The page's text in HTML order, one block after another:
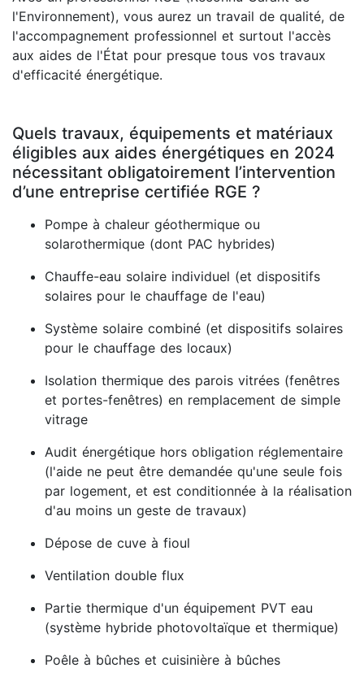
l'Environnement), vous aurez un travail de qualité, de
l'accompagnement professionnel et surtout l'accès
aux aides de l'État pour presque tous vos travaux
d'efficacité énergétique.
Quels travaux, équipements et matériaux
éligibles aux aides énergétiques en 2024
nécessitant obligatoirement l’intervention
d’une entreprise certifiée RGE ?
Pompe à chaleur géothermique ou
solarothermique (dont PAC hybrides)
Chauffe-eau solaire individuel (et dispositifs
solaires pour le chauffage de l'eau)
Système solaire combiné (et dispositifs solaires
pour le chauffage des locaux)
Isolation thermique des parois vitrées (fenêtres
et portes-fenêtres) en remplacement de simple
vitrage
Audit énergétique hors obligation réglementaire
(l'aide ne peut être demandée qu'une seule fois
par logement, et est conditionnée à la réalisation
d'au moins un geste de travaux)
Dépose de cuve à fioul
Ventilation double flux
Partie thermique d'un équipement PVT eau
(système hybride photovoltaïque et thermique)
Poêle à bûches et cuisinière à bûches